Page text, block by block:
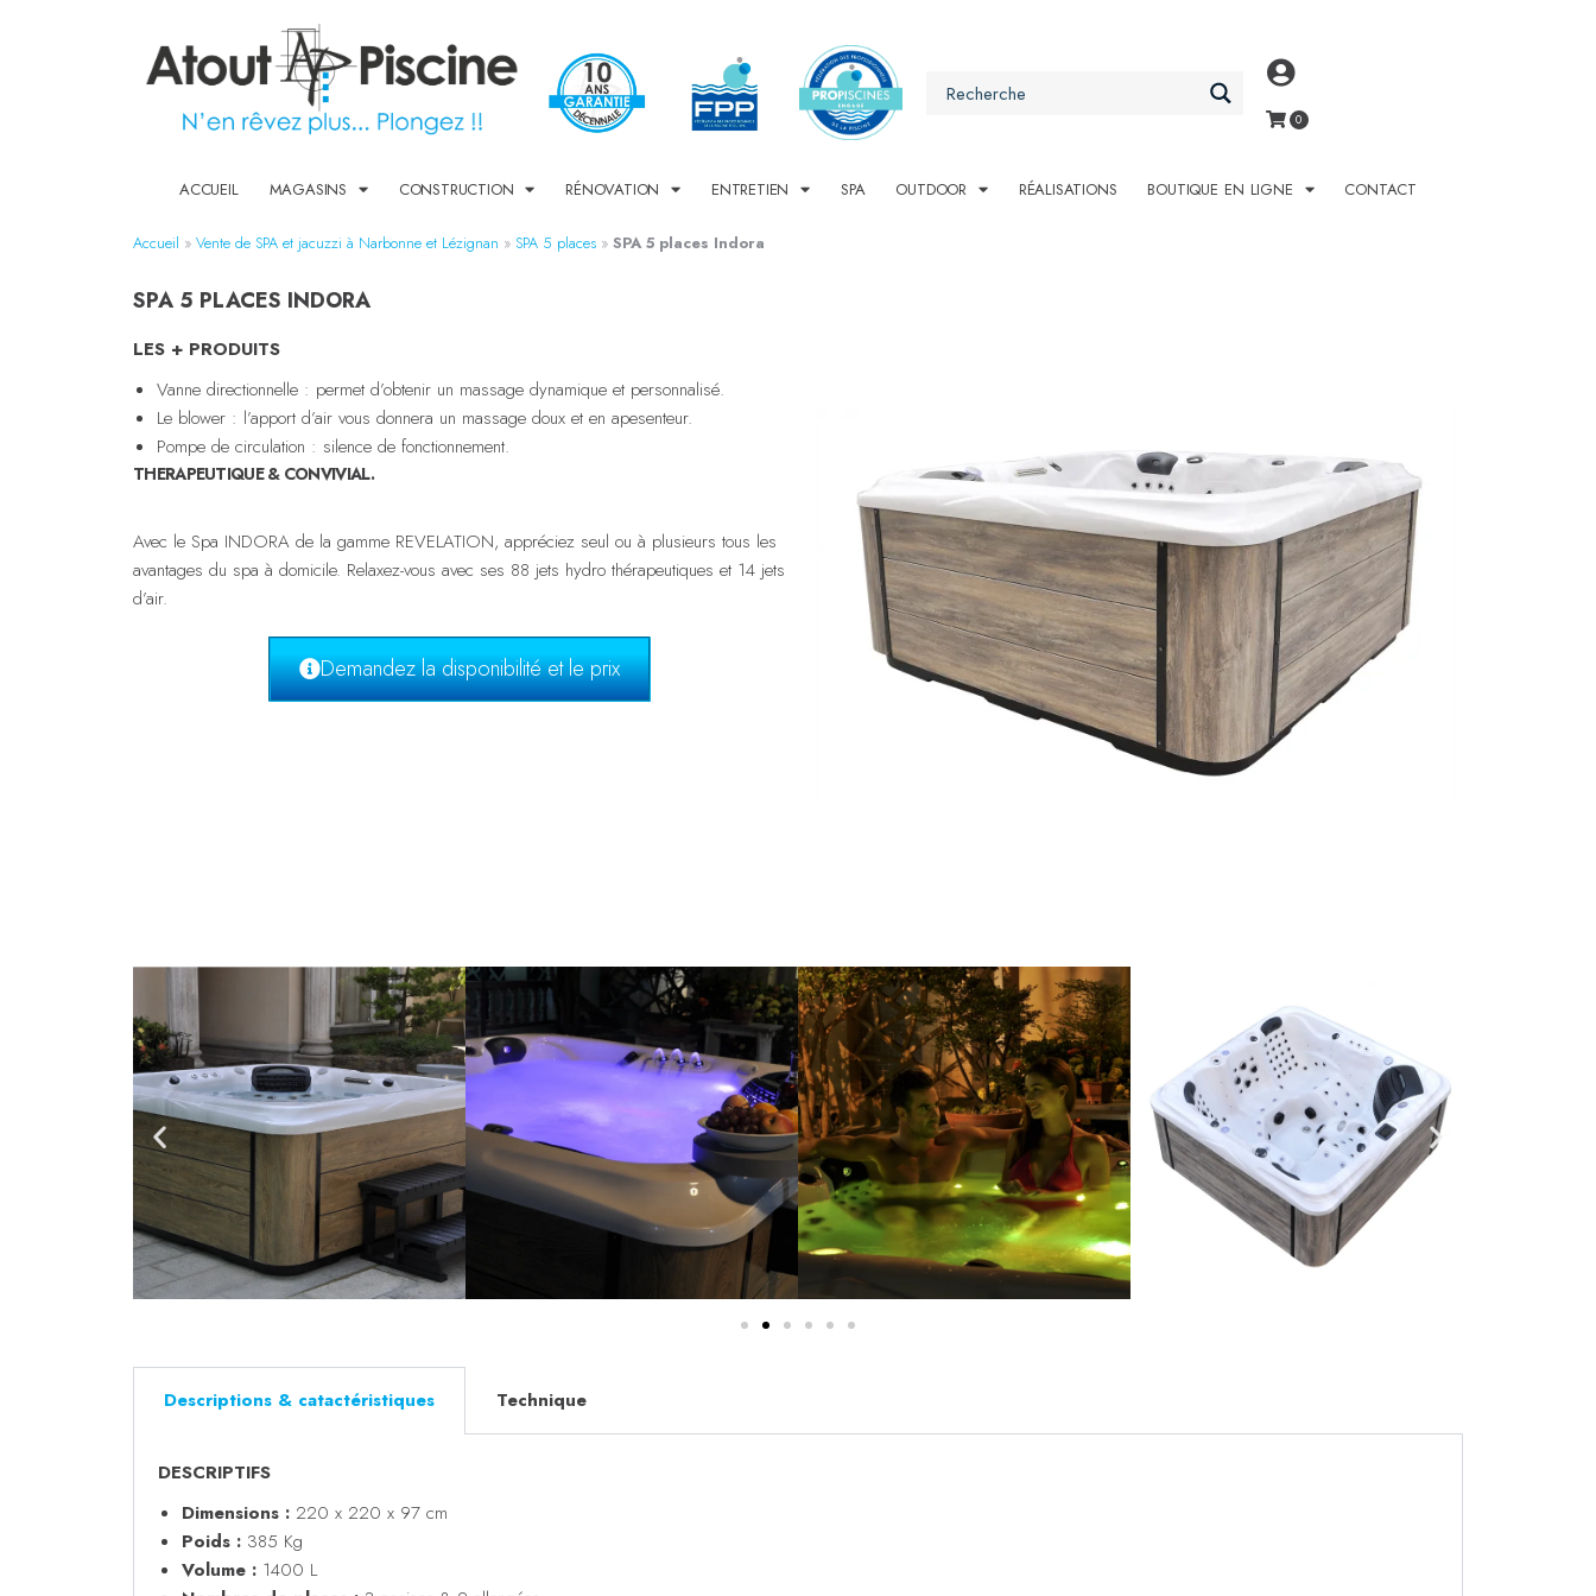
ACCUEIL MAGASINS CONSTRUCTION RÉNOVATION ENTRETIEN SPA OUTDOOR RÉALISATIONS BOUTIQUE EN LIGNE CONTACT
Accueil » Vente de SPA et jacuzzi à Narbonne et Lézignan » SPA 5 places » SPA 5 places Indora
SPA 5 PLACES INDORA
LES + PRODUITS
Vanne directionnelle : permet d’obtenir un massage dynamique et personnalisé.
Le blower : l’apport d’air vous donnera un massage doux et en apesenteur.
Pompe de circulation : silence de fonctionnement.
THERAPEUTIQUE & CONVIVIAL.
Avec le Spa INDORA de la gamme REVELATION, appréciez seul ou à plusieurs tous les
avantages du spa à domicile. Relaxez-vous avec ses 88 jets hydro thérapeutiques et 14 jets
d’air.
Demandez la disponibilité et le prix
Descriptions & catactéristiques Technique
DESCRIPTIFS
Dimensions : 220 x 220 x 97 cm
Poids : 385 Kg
Volume : 1400 L